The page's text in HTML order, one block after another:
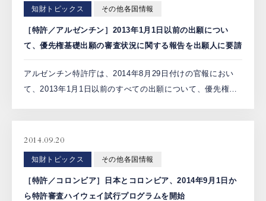
知財トピックス その他各国情報
［特許／アルゼンチン］2013年1月1日以前の出願につい
て、優先権基礎出願の審査状況に関する報告を出願人に要請
アルゼンチン特許庁は、2014年8月29日付けの官報におい
て、2013年1月1日以前のすべての出願について、優先権基
2014.09.20
知財トピックス その他各国情報
［特許／コロンビア］日本とコロンビア、2014年9月1日か
ら特許審査ハイウェイ試行プログラムを開始